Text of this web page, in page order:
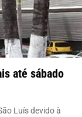
até sábado
Luís devido à